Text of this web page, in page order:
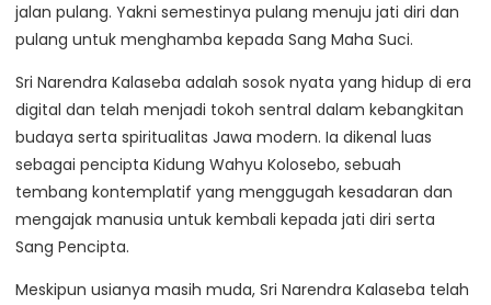
jalan pulang. Yakni semestinya pulang menuju jati diri dan
pulang untuk menghamba kepada Sang Maha Suci.
Sri Narendra Kalaseba adalah sosok nyata yang hidup di era
digital dan telah menjadi tokoh sentral dalam kebangkitan
budaya serta spiritualitas Jawa modern. Ia dikenal luas
sebagai pencipta Kidung Wahyu Kolosebo, sebuah
tembang kontemplatif yang menggugah kesadaran dan
mengajak manusia untuk kembali kepada jati diri serta
Sang Pencipta.
Meskipun usianya masih muda, Sri Narendra Kalaseba telah